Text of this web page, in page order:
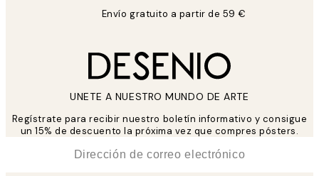
Envío gratuito a partir de 59 €
UNETE A NUESTRO MUNDO DE ARTE
Regístrate para recibir nuestro boletín informativo y consigue
un 15% de descuento la próxima vez que compres pósters.